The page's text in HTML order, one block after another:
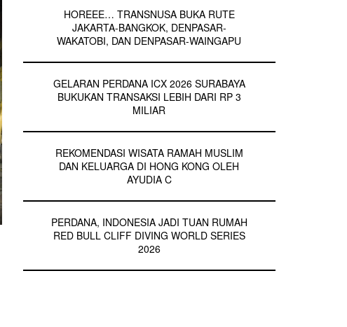
HOREEE… TRANSNUSA BUKA RUTE
JAKARTA-BANGKOK, DENPASAR-
WAKATOBI, DAN DENPASAR-WAINGAPU
GELARAN PERDANA ICX 2026 SURABAYA
BUKUKAN TRANSAKSI LEBIH DARI RP 3
MILIAR
REKOMENDASI WISATA RAMAH MUSLIM
DAN KELUARGA DI HONG KONG OLEH
AYUDIA C
PERDANA, INDONESIA JADI TUAN RUMAH
RED BULL CLIFF DIVING WORLD SERIES
2026